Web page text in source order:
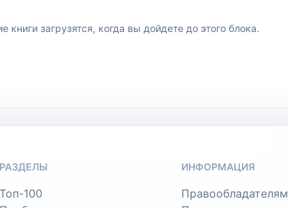
книги загрузятся, когда вы дойдете до этого блока.
РАЗДЕЛЫ
Топ-100
ИНФОРМАЦИЯ
Правообладателям